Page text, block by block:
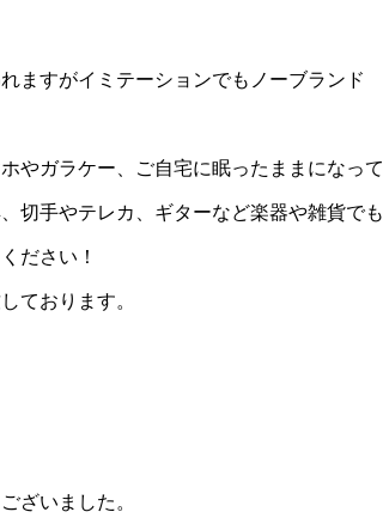
ますがイミテーションでもノーブランド
やガラケー、ご自宅に眠ったままになって
切手やテレカ、ギターなど楽器や雑貨でも
ださい！
ております。
ざいました。